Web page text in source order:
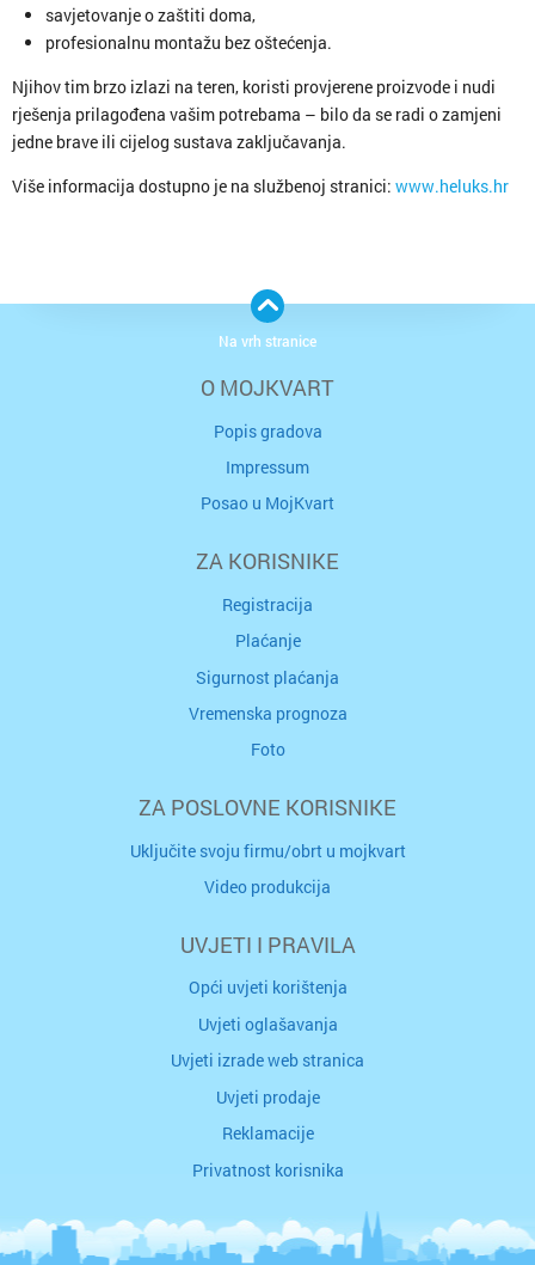
savjetovanje o zaštiti doma,
profesionalnu montažu bez oštećenja.
Njihov tim brzo izlazi na teren, koristi provjerene proizvode i nudi
rješenja prilagođena vašim potrebama – bilo da se radi o zamjeni
jedne brave ili cijelog sustava zaključavanja.
Više informacija dostupno je na službenoj stranici: www.heluks.hr
O MOJKVART
Popis gradova
Impressum
Posao u MojKvart
ZA KORISNIKE
Registracija
Plaćanje
Sigurnost plaćanja
Vremenska prognoza
Foto
ZA POSLOVNE KORISNIKE
Uključite svoju firmu/obrt u mojkvart
Video produkcija
UVJETI I PRAVILA
Opći uvjeti korištenja
Uvjeti oglašavanja
Uvjeti izrade web stranica
Uvjeti prodaje
Reklamacije
Privatnost korisnika
Na vrh stranice